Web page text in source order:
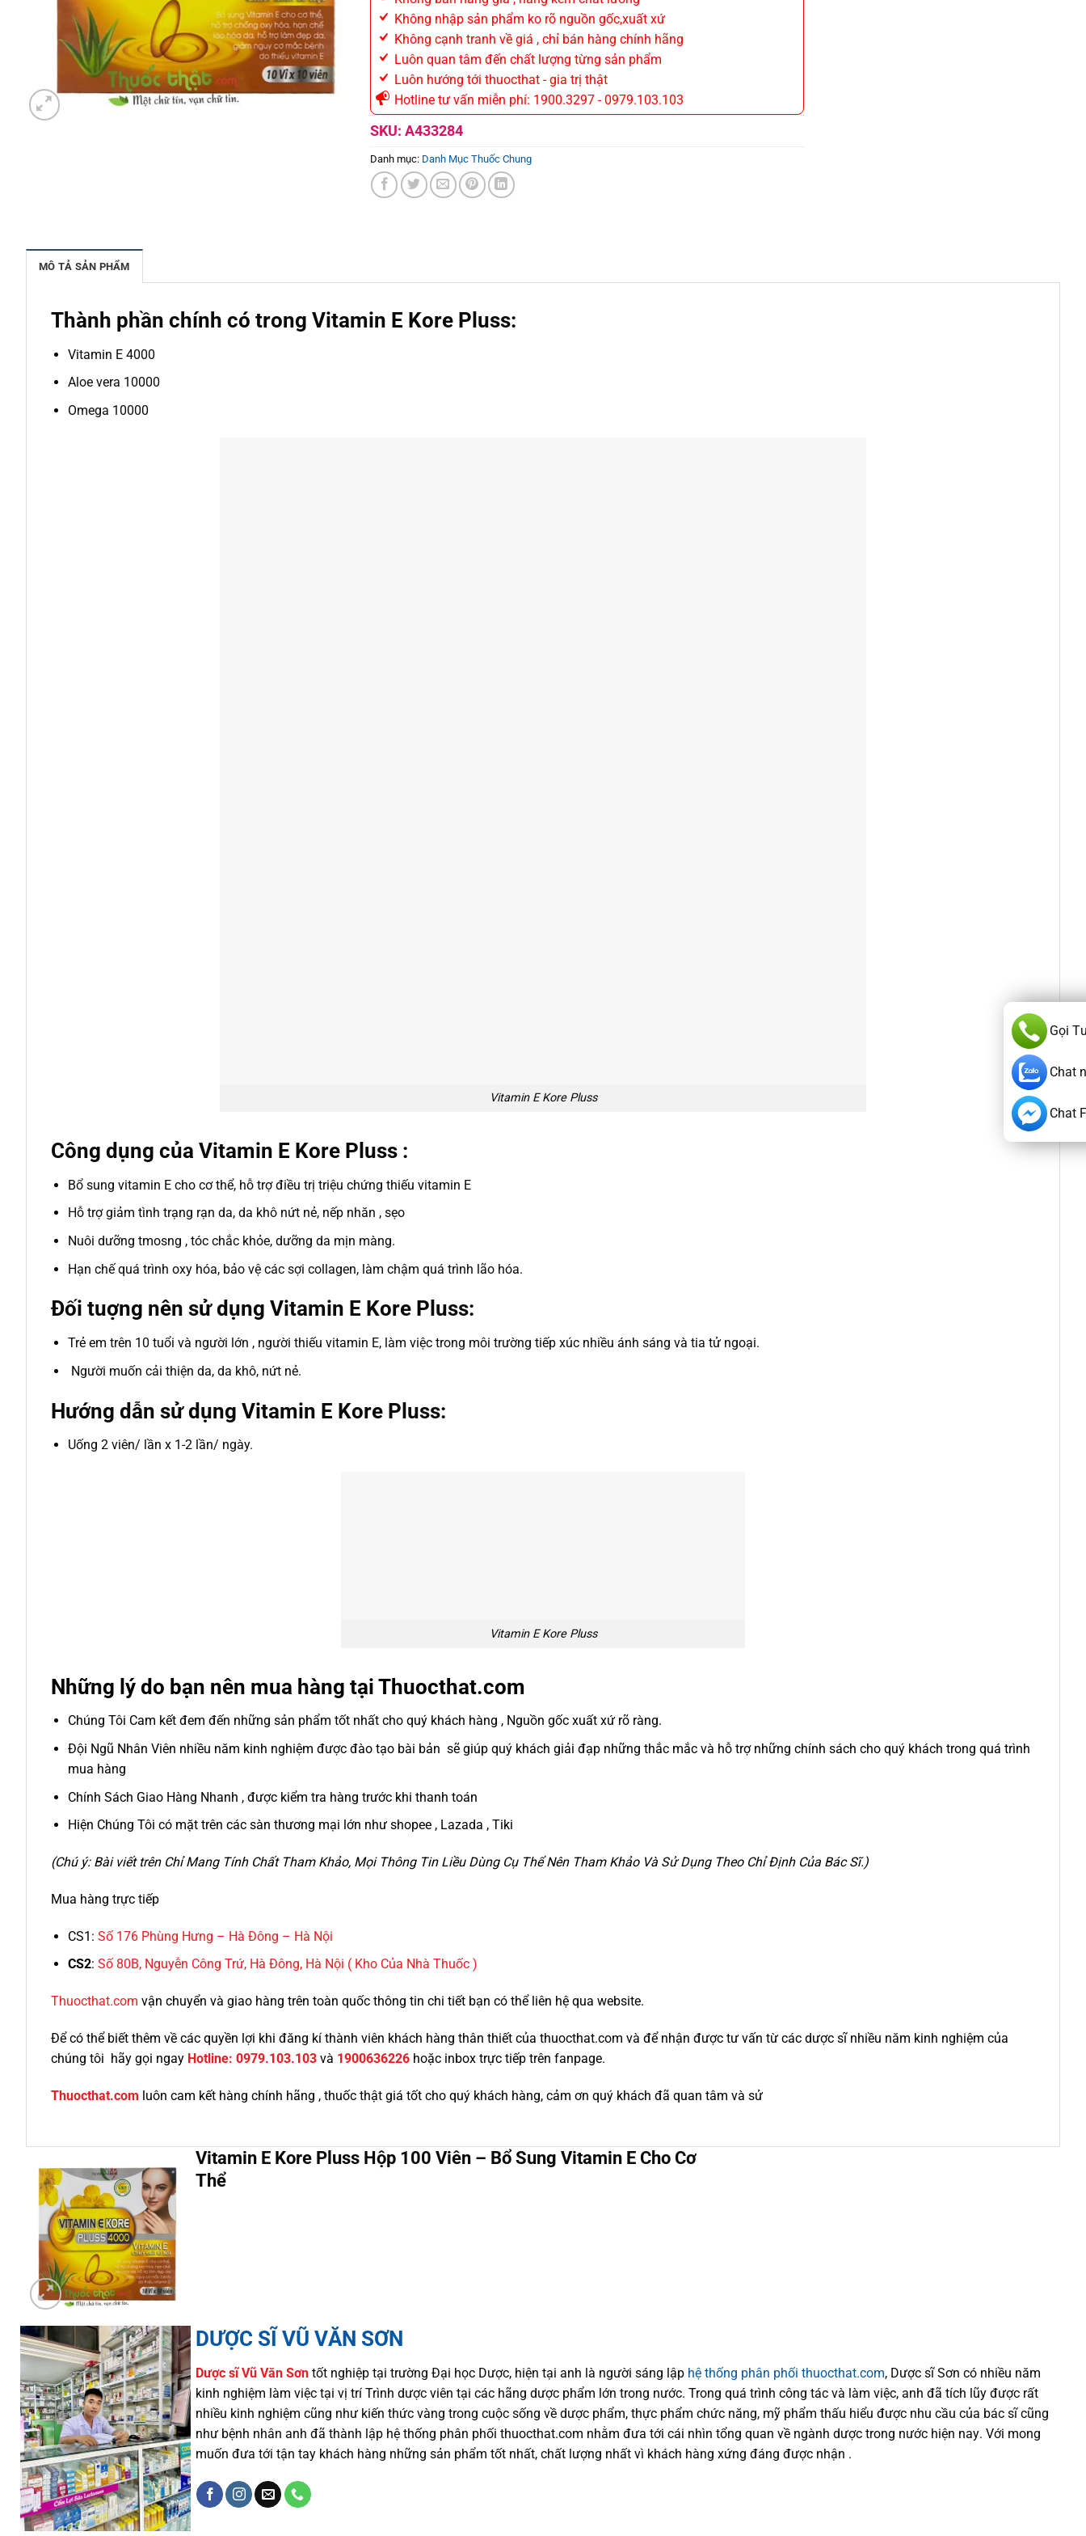
Không nhập sản phẩm ko rõ nguồn gốc,xuất xứ
Không cạnh tranh về giá , chỉ bán hàng chính hãng
Luôn quan tâm đến chất lượng từng sản phẩm
Luôn hướng tới thuocthat - gia trị thật
Hotline tư vấn miễn phí: 1900.3297 - 0979.103.103
SKU: A433284
Danh mục: Danh Mục Thuốc Chung
MÔ TẢ SẢN PHẨM
Thành phần chính có trong Vitamin E Kore Pluss:
Vitamin E 4000
Aloe vera 10000
Omega 10000
Vitamin E Kore Pluss
Công dụng của Vitamin E Kore Pluss :
Bổ sung vitamin E cho cơ thể, hỗ trợ điều trị triệu chứng thiếu vitamin E
Hỗ trợ giảm tình trạng rạn da, da khô nứt nẻ, nếp nhăn , sẹo
Nuôi dưỡng tmosng , tóc chắc khỏe, dưỡng da mịn màng.
Hạn chế quá trình oxy hóa, bảo vệ các sợi collagen, làm chậm quá trình lão hóa.
Đối tuợng nên sử dụng Vitamin E Kore Pluss:
Trẻ em trên 10 tuổi và người lớn , người thiếu vitamin E, làm việc trong môi trường tiếp xúc nhiều ánh sáng và tia tử ngoại.
Người muốn cải thiện da, da khô, nứt nẻ.
Hướng dẫn sử dụng Vitamin E Kore Pluss:
Uống 2 viên/ lần x 1-2 lần/ ngày.
Vitamin E Kore Pluss
Những lý do bạn nên mua hàng tại Thuocthat.com
Chúng Tôi Cam kết đem đến những sản phẩm tốt nhất cho quý khách hàng , Nguồn gốc xuất xứ rõ ràng.
Đội Ngũ Nhân Viên nhiều năm kinh nghiệm được đào tạo bài bản sẽ giúp quý khách giải đạp những thắc mắc và hỗ trợ những chính sách cho quý khách trong quá trình
mua hàng
Chính Sách Giao Hàng Nhanh , được kiểm tra hàng trước khi thanh toán
Hiện Chúng Tôi có mặt trên các sàn thương mại lớn như shopee , Lazada , Tiki
(Chú ý: Bài viết trên Chỉ Mang Tính Chất Tham Khảo, Mọi Thông Tin Liều Dùng Cụ Thể Nên Tham Khảo Và Sử Dụng Theo Chỉ Định Của Bác Sĩ.)
Mua hàng trực tiếp
CS1: Số 176 Phùng Hưng – Hà Đông – Hà Nội
CS2: Số 80B, Nguyễn Công Trứ, Hà Đông, Hà Nội ( Kho Của Nhà Thuốc )
Thuocthat.com vận chuyển và giao hàng trên toàn quốc thông tin chi tiết bạn có thể liên hệ qua website.
Để có thể biết thêm về các quyền lợi khi đăng kí thành viên khách hàng thân thiết của thuocthat.com và để nhận được tư vấn từ các dược sĩ nhiều năm kinh nghiệm của
chúng tôi hãy gọi ngay Hotline: 0979.103.103 và 1900636226 hoặc inbox trực tiếp trên fanpage.
Thuocthat.com luôn cam kết hàng chính hãng , thuốc thật giá tốt cho quý khách hàng, cảm ơn quý khách đã quan tâm và sử
Vitamin E Kore Pluss Hộp 100 Viên – Bổ Sung Vitamin E Cho Cơ
Thể
DƯỢC SĨ VŨ VĂN SƠN
Dược sĩVũ Văn Sơntốt nghiệp tại trường Đại học Dược, hiện tại anh là người sáng lập hệ thống phân phối thuocthat.com, Dược sĩSơn có nhiều năm
kinh nghiệm làm việc tại vị trí Trình dược viên tại các hãng dược phẩm lớn trong nước. Trong quá trình công tác và làm việc, anh đã tích lũy được rất
nhiều kinh nghiệm cũng nhưkiến thức vàng trong cuộc sống về dược phẩm,thực phẩm chức năng, mỹ phẩm thấu hiểu đượcnhu cầu của bác sĩcũng
nhưbệnh nhân anh đã thành lập hệ thống phân phối thuocthat.com nhằm đưa tới cái nhìn tổng quan về ngành dược trong nướchiện nay. Với mong
muốn đưa tới tận tay khách hàng những sản phẩm tốt nhất, chất lượng nhất vì khách hàng xứng đáng được nhận .
Gọi
Chat
Chat